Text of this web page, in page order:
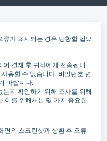
가 표시되는 경우 당황할 필요
결제 후 귀하에게 전송됩니
용할 수 없습니다. 비밀번호 변
바랍니다.
지 확인하기 위해 조사를 위해
이를 위해서는 몇 가지 중요한
면의 스크린샷과 상환 후 오류